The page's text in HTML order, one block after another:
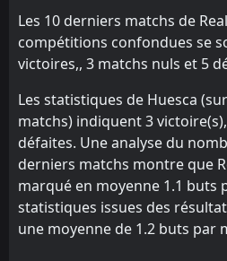
FT
12:00
03May
Racing
Huesca
FT
16:30
26Apr
Huesca
Zaragoza
FT
16:30
19Apr
Eibar
FT
14:15
Apr
Huesca
Deportivo La
Les 10 derniers matchs de
compétitions confondues se
victoires,, 3 matchs nuls et 5
Les statistiques de Huesca
matchs) indiquent 3
défaites. Une analyse du
derniers matchs montre que
marqué en moyenne 1.1 buts
statistiques issues des
une moyenne de 1.2 buts par